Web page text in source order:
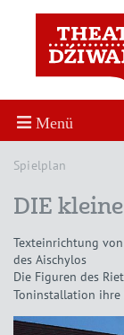
Menü
Spielplan
DIE kleine
Texteinrichtung
des Aischylos
Die Figuren des
Toninstallation ihre